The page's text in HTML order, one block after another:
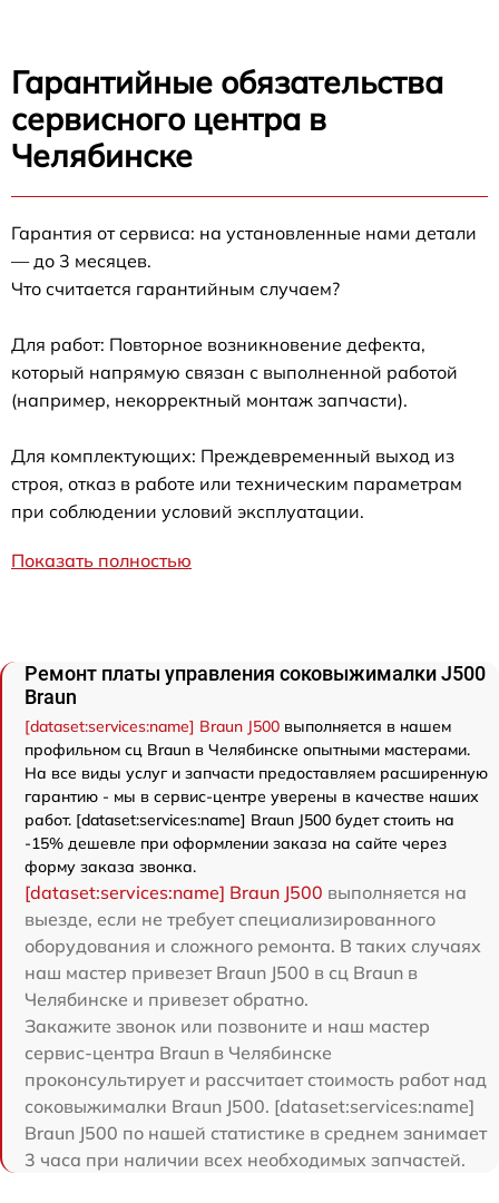
Гарантийные обязательства
сервисного центра в
Челябинске
Гарантия от сервиса: на установленные нами детали
— до 3 месяцев.
Что считается гарантийным случаем?
Для работ: Повторное возникновение дефекта,
который напрямую связан с выполненной работой
(например, некорректный монтаж запчасти).
Для комплектующих: Преждевременный выход из
строя, отказ в работе или техническим параметрам
при соблюдении условий эксплуатации.
Показать полностью
Ремонт платы управления соковыжималки J500
Braun
[dataset:services:name] Braun J500 выполняется в нашем
профильном сц Braun в Челябинске опытными мастерами.
На все виды услуг и запчасти предоставляем расширенную
гарантию - мы в сервис-центре уверены в качестве наших
работ. [dataset:services:name] Braun J500 будет стоить на
-15% дешевле при оформлении заказа на сайте через
форму заказа звонка.
[dataset:services:name] Braun J500 выполняется на
выезде, если не требует специализированного
оборудования и сложного ремонта. В таких случаях
наш мастер привезет Braun J500 в сц Braun в
Челябинске и привезет обратно.
Закажите звонок или позвоните и наш мастер
сервис-центра Braun в Челябинске
проконсультирует и рассчитает стоимость работ над
соковыжималки Braun J500. [dataset:services:name]
Braun J500 по нашей статистике в среднем занимает
3 часа при наличии всех необходимых запчастей.